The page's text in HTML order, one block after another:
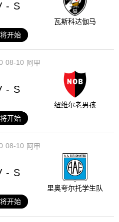
- S
瓦斯科达伽马
开始
08-10 阿甲
- S
纽维尔老男孩
开始
08-10 阿甲
- S
里奥夸尔托学生队
开始